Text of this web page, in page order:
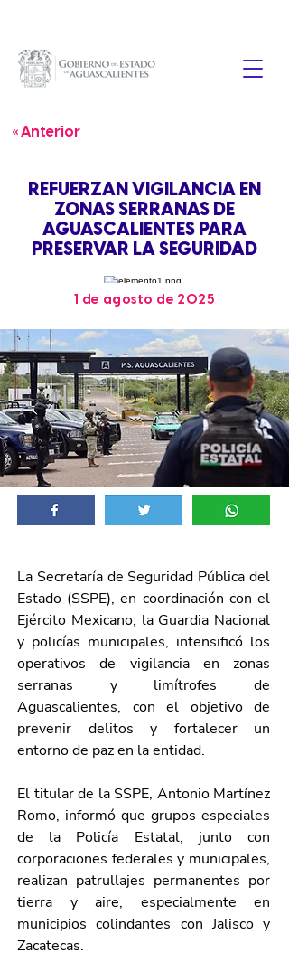
« Anterior
REFUERZAN VIGILANCIA EN
ZONAS SERRANAS DE
AGUASCALIENTES PARA
PRESERVAR LA SEGURIDAD
1 de agosto de 2025
La Secretaría de Seguridad Pública del
Estado (SSPE), en coordinación con el
Ejército Mexicano, la Guardia Nacional
y policías municipales, intensificó los
operativos de vigilancia en zonas
serranas y limítrofes de
Aguascalientes, con el objetivo de
prevenir delitos y fortalecer un
entorno de paz en la entidad.
El titular de la SSPE, Antonio Martínez
Romo, informó que grupos especiales
de la Policía Estatal, junto con
corporaciones federales y municipales,
realizan patrullajes permanentes por
tierra y aire, especialmente en
municipios colindantes con Jalisco y
Zacatecas.